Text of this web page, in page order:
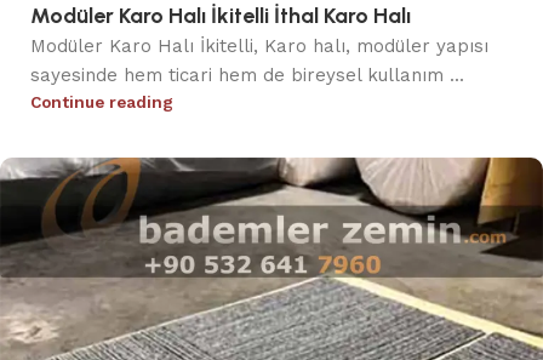
Modüler Karo Halı İkitelli İthal Karo Halı
Modüler Karo Halı İkitelli, Karo halı, modüler yapısı
sayesinde hem ticari hem de bireysel kullanım ...
Continue reading